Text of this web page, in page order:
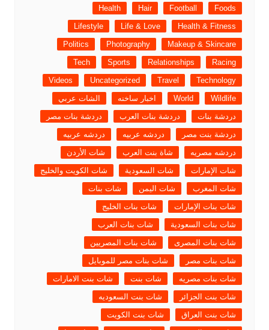
Foods
Football
Hair
Health
Health & Fitness
Life & Love
Lifestyle
Makeup & Skincare
Photography
Politics
Racing
Relationships
Sports
Tech
Technology
Travel
Uncategorized
Videos
Wildlife
World اخبار ساخنه
الشات عربي
دردشة بنات
دردشة بنات العرب
دردشة بنات مصر
دردشة بنت مصر
دردشه عربيه
دردشه عربيه
دردشه مصريه
شاة بنت العرب
شات الأردن
شات الإمارات
شات السعودية
شات الكويت والخليج
شات المغرب
شات اليمن
شات بنات
شات بنات الإمارات
شات بنات الخليج
شات بنات السعودية
شات بنات العرب
شات بنات المصرى
شات بنات المصريين
شات بنات مصر
شات بنات مصر للموبايل
شات بنات مصريه
شات بنت
شات بنت الامارات
شات بنت الجزائر
شات بنت السعوديه
شات بنت العراق
شات بنت الكويت